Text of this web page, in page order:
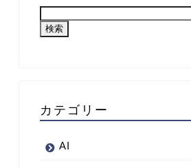
カテゴリー
AI